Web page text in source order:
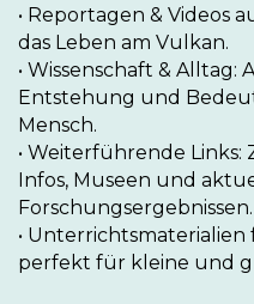
• Reportagen & Videos
das Leben am Vulkan.
• Wissenschaft & Alltag:
Entstehung und
Mensch.
• Weiterführende
Infos, Museen und
Forschungsergebnissen.
•
perfekt für kleine und